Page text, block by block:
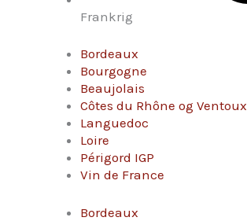
Frankrig
Bordeaux
Bourgogne
Beaujolais
Côtes du Rhône og Ventoux
Languedoc
Loire
Périgord IGP
Vin de France
Bordeaux